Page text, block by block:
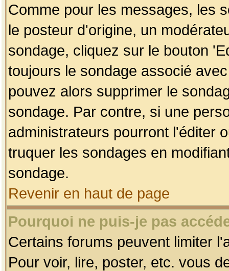
Comme pour les messages, les
le posteur d'origine, un
sondage, cliquez sur le bouton
toujours le sondage associé
pouvez alors supprimer le
sondage. Par contre, si une
administrateurs pourront l'éditer
truquer les sondages en
sondage.
Revenir en haut de page
Pourquoi ne puis-je pas
Certains forums peuvent limiter
Pour voir, lire, poster, etc. vous